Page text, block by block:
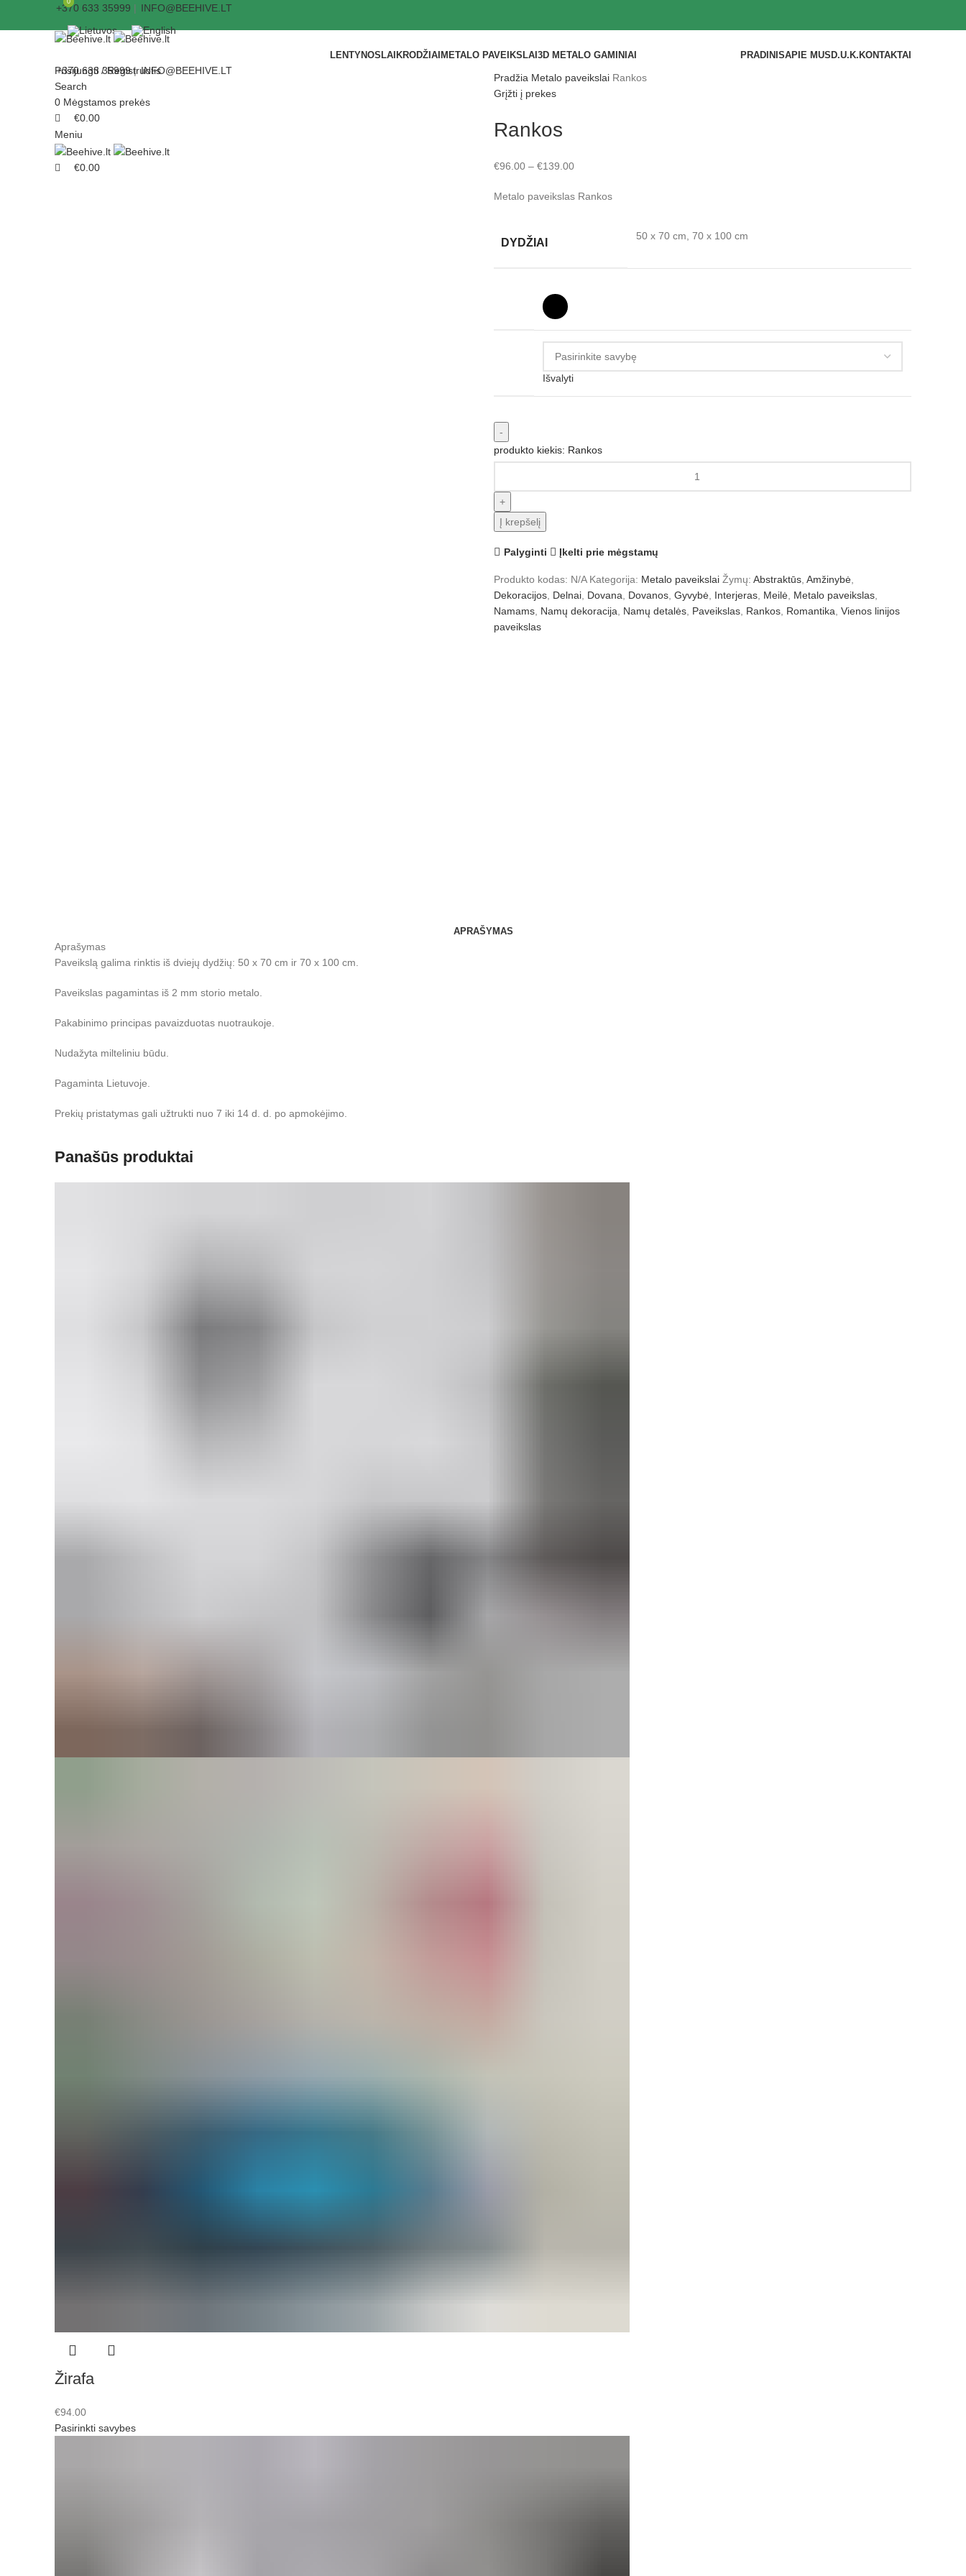
+370 633 35999 | INFO@BEEHIVE.LT
PRADINISAPIE MUS D.U.K. KONTAKTAI
+370 633 35999|INFO@BEEHIVE.LT
LENTYNOS LAIKRODŽIAI METALO PAVEIKSLAI 3D METALO GAMINIAI
Prisijungti / Registruotis
Search
0 Mėgstamos prekės
0
€0.00
Meniu
0
€0.00
Pradžia Metalo paveikslai Rankos
Grįžti į prekes
Rankos
€96.00 – €139.00
Metalo paveikslas Rankos
DYDŽIAI
50 x 70 cm, 70 x 100 cm
Išvalyti
produkto kiekis: Rankos
Į krepšelį
Palyginti Įkelti prie mėgstamų
Produkto kodas: N/A Kategorija: Metalo paveikslai Žymų: Abstraktūs Amžinybė
Dekoracijos Delnai Dovana Dovanos Gyvybė Interjeras Meilė Metalo paveikslas
Namams Namų dekoracija Namų detalės Paveikslas Rankos Romantika Vienos linijos
paveikslas
APRAŠYMAS
Aprašymas
Paveikslą galima rinktis iš dviejų dydžių: 50 x 70 cm ir 70 x 100 cm.
Paveikslas pagamintas iš 2 mm storio metalo.
Pakabinimo principas pavaizduotas nuotraukoje.
Nudažyta milteliniu būdu.
Pagaminta Lietuvoje.
Prekių pristatymas gali užtrukti nuo 7 iki 14 d. d. po apmokėjimo.
Panašūs produktai
Žirafa
€94.00
Pasirinkti savybes